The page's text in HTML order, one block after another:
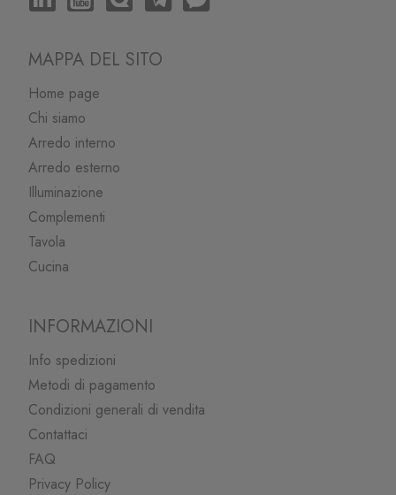
MAPPA DEL SITO
Home page
Chi siamo
Arredo interno
Arredo esterno
Illuminazione
Complementi
Tavola
Cucina
INFORMAZIONI
Info spedizioni
Metodi di pagamento
Condizioni generali di vendita
Contattaci
FAQ
Privacy Policy